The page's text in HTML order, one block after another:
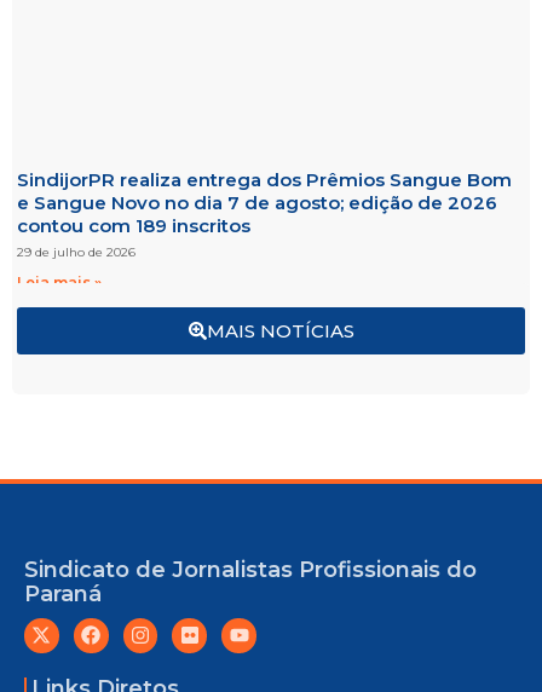
MAIS NOTÍCIAS
SindijorPR realiza entrega dos Prêmios Sangue Bom
e Sangue Novo no dia 7 de agosto; edição de 2026
contou com 189 inscritos
29 de julho de 2026
Leia mais »
Sindicato de Jornalistas Profissionais do
Paraná